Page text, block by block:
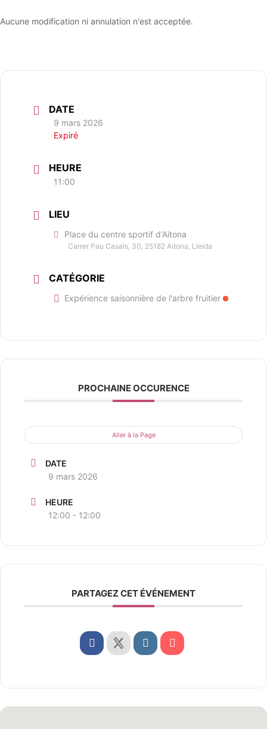
Aucune modification ni annulation n'est acceptée.
DATE
9 mars 2026
Expiré
HEURE
11:00
LIEU
Place du centre sportif d'Aitona
Carrer Pau Casals, 30, 25182 Aitona, Lleida
CATÉGORIE
Expérience saisonnière de l'arbre fruitier
PROCHAINE OCCURENCE
Aller à la Page
DATE
9 mars 2026
HEURE
12:00 - 12:00
PARTAGEZ CET ÉVÉNEMENT